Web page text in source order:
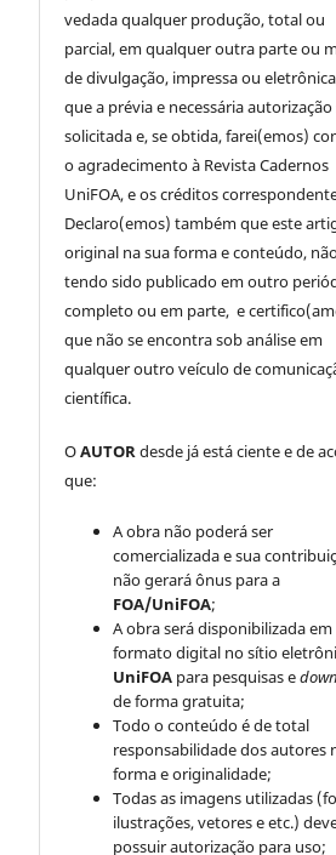
vedada qualquer produção, total ou
parcial, em qualquer outra parte ou
de divulgação, impressa ou
que a prévia e necessária autorização
solicitada e, se obtida, farei(emos)
o agradecimento à Revista Cadernos
UniFOA, e os créditos
Declaro(emos) também que este
original na sua forma e conteúdo,
tendo sido publicado em outro
completo ou em parte, e
que não se encontra sob análise em
qualquer outro veículo de
científica.
OAUTORdesde já está ciente e de
que:
A obra não poderá ser
comercializada e sua
não gerará ônus para a
FOA/UniFOA;
A obra será disponibilizada em
formato digital no sítio
UniFOA para pesquisas e
de forma gratuita;
Todo o conteúdo é de total
responsabilidade dos autores
forma e originalidade;
Todas as imagens utilizadas
ilustrações, vetores e etc.)
possuir autorização para uso;